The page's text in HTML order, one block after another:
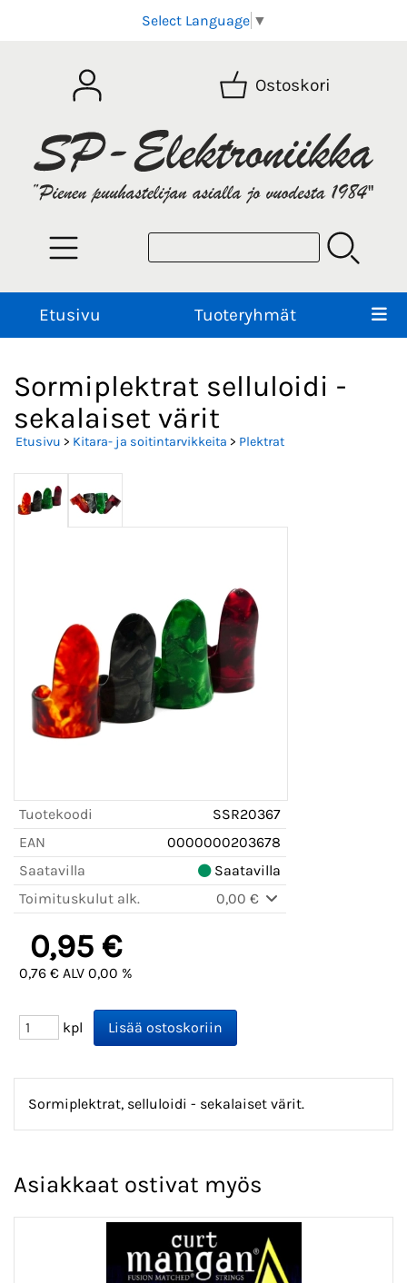
Select Language ▼
Ostoskori
Etusivu Tuoteryhmät
Sormiplektrat selluloidi -
sekalaiset värit
Etusivu > Kitara- ja soitintarvikkeita > Plektrat
Tuotekoodi
SSR20367
EAN
0000000203678
Saatavilla
Saatavilla
Toimituskulut alk.
0,00 €
0,95 €
0,76 € ALV 0,00 %
kpl
Sormiplektrat, selluloidi - sekalaiset värit.
Asiakkaat ostivat myös